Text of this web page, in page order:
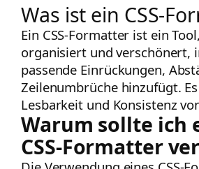
Was ist ein CSS-
Ein CSS-Formatter ist ein
organisiert und verschönert,
passende Einrückungen,
Zeilenumbrüche hinzufügt.
Lesbarkeit und Konsistenz
Warum sollte ich
CSS-Formatter